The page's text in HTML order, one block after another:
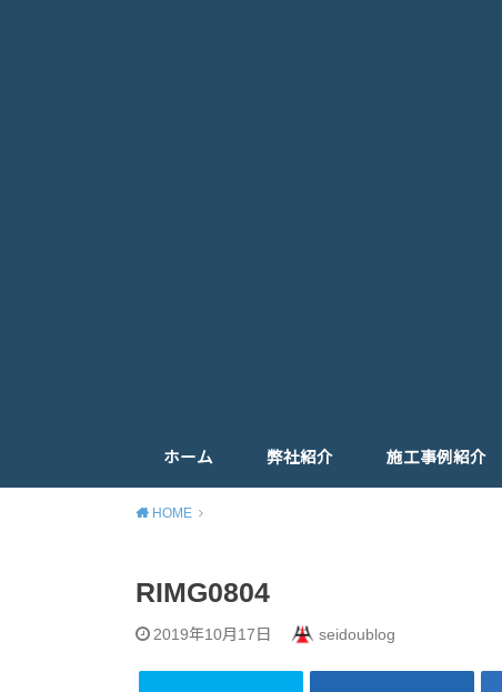
ホーム 弊社紹介 施工事例紹介
HOME
RIMG0804
2019年10月17日 seidoublog